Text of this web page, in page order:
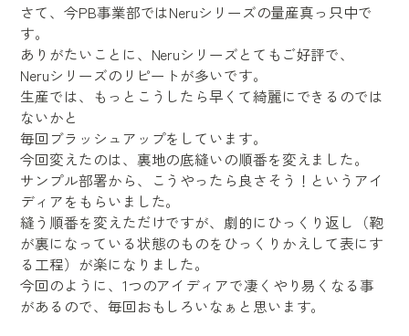
さて、今PB事業部ではNeruシリーズの量産真っ只中で
す。
ありがたいことに、Neruシリーズとてもご好評で、
Neruシリーズのリピートが多いです。
生産では、もっとこうしたら早くて綺麗にできるのでは
ないかと
毎回ブラッシュアップをしています。
今回変えたのは、裏地の底縫いの順番を変えました。
サンプル部署から、こうやったら良さそう！というアイ
ディアをもらいました。
縫う順番を変えただけですが、劇的にひっくり返し（鞄
が裏になっている状態のものをひっくりかえして表にす
る工程）が楽になりました。
今回のように、1つのアイディアで凄くやり易くなる事
があるので、毎回おもしろいなぁと思います。